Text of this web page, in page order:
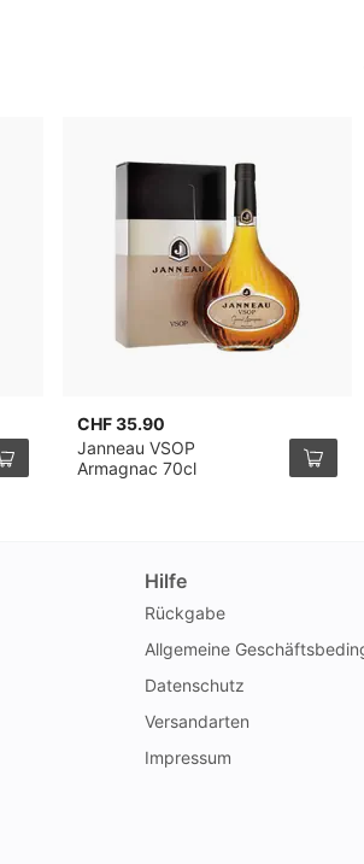
CHF 35.90
Janneau VSOP
Armagnac 70cl
Hilfe
Rückgabe
Allgemeine
Datenschutz
Versandarten
Impressum